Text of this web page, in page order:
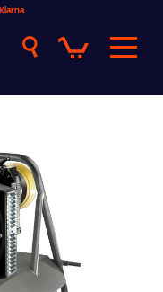
og største utvalget! ⚡️👇😀